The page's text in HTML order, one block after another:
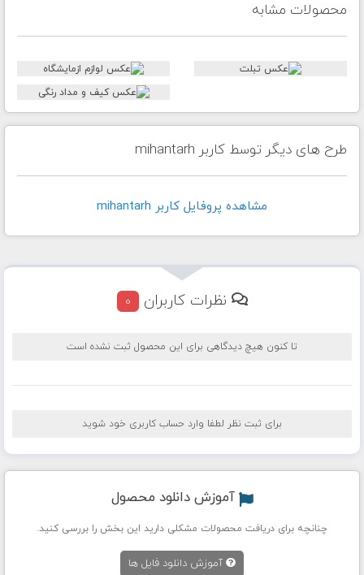
محصولات مشابه
طرح های دیگر توسط کاربر mihantarh
مشاهده پروفايل کاربر mihantarh
نظرات کاربران 0
تا کنون هیچ دیدگاهی برای این محصول ثبت نشده است
برای ثبت نظر لطفا وارد حساب کاربری خود شوید
آموزش دانلود محصول
چنانچه برای دریافت محصولات مشکلی دارید این بخش را بررسی کنید.
آموزش دانلود فایل ها